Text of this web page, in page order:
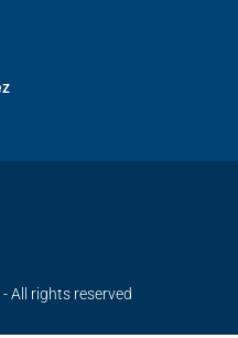
All rights reserved